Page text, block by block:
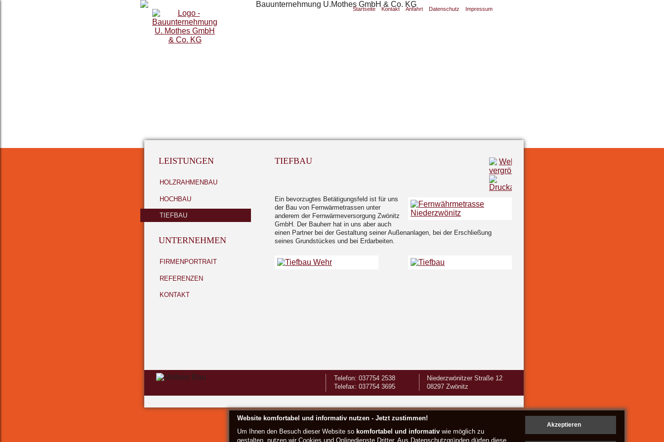
Startseite Kontakt Anfahrt Datenschutz Impressum
TIEFBAU
Ein bevorzugtes Betätigungsfeld ist für uns
der Bau von Fernwärmetrassen unter
anderem der Fernwärmeversorgung Zwönitz
GmbH. Der Bauherr hat in uns aber auch
einen Partner bei der Gestaltung seiner Außenanlagen, bei der Erschließung
seines Grundstückes und bei Erdarbeiten.
LEISTUNGEN
HOLZRAHMENBAU
HOCHBAU
TIEFBAU
UNTERNEHMEN
FIRMENPORTRAIT
REFERENZEN
KONTAKT
Niederzwönitzer Straße 12
08297 Zwönitz
Telefon: 037754 2538
Telefax: 037754 3695
Website komfortabel und informativ nutzen - Jetzt zustimmen!
Um Ihnen den Besuch dieser Website so komfortabel und informativ wie möglich zu
gestalten, nutzen wir Cookies und Onlinedienste Dritter. Aus Datenschutzgründen dürfen diese